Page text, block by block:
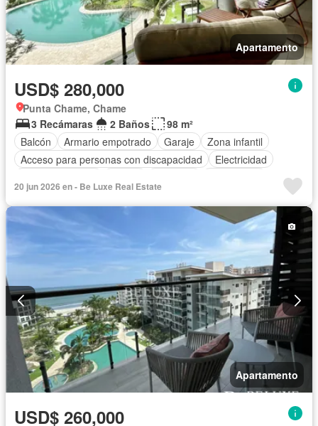
Apartamento
USD$ 280,000
Punta Chame, Chame
3 Recámaras
2 Baños
98 m²
Balcón
Armario empotrado Garaje
Zona infantil
Acceso para personas con discapacidad
Electricidad
Seguridad
Piscina Agua
20 jun 2026 en - Be Luxe Real Estate
Apartamento
USD$ 260,000